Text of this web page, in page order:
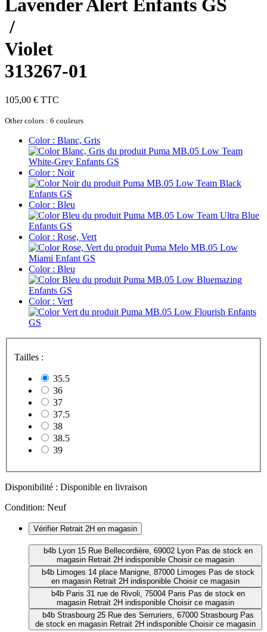
Lavender Alert Enfants GS
/
Violet
313267-01
105,00 € TTC
Other colors : 6 couleurs
Color : Blanc, Gris
Color : Noir
Color : Bleu
Color : Rose, Vert
Color : Bleu
Color : Vert
Tailles :
35.5
36
37
37.5
38
38.5
39
Disponibilité : Disponible en livraison
Condition: Neuf
Vérifier Retrait 2H en magasin
b4b Lyon 15 Rue Bellecordière, 69002 Lyon Pas de stock en
magasin Retrait 2H indisponible Choisir ce magasin
b4b Limoges 14 place Manigne, 87000 Limoges Pas de stock
en magasin Retrait 2H indisponible Choisir ce magasin
b4b Paris 31 rue de Rivoli, 75004 Paris Pas de stock en
magasin Retrait 2H indisponible Choisir ce magasin
b4b Strasbourg 25 Rue des Serruriers, 67000 Strasbourg Pas
de stock en magasin Retrait 2H indisponible Choisir ce magasin